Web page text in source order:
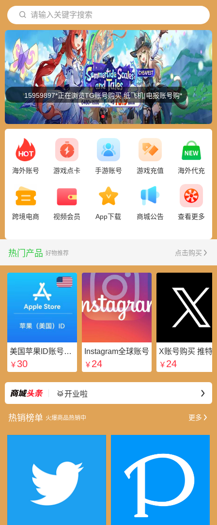
15959897*正在浏览TG账号购买 纸飞机|电报账号购*
请输入关键字搜索
海外账号 游戏点卡 手游账号 游戏充值 海外代充
跨境电商 视频会员 App下载 商城公告 查看更多
热门产品 好物推荐 点击购买
美国苹果ID账号_美区Apple ID账号_外国苹果ID账号购买批发平台
￥ 30
Instagram全球账号
￥ 24
￥ 24
最新 ⭐好礼不断
🥁开业啦
热销榜单 火爆商品热销中 更多